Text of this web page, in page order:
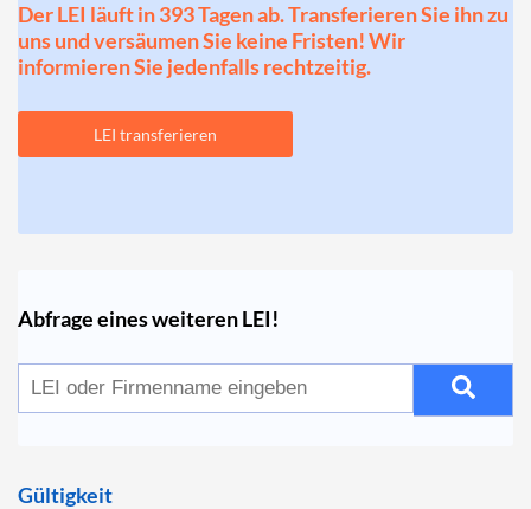
Der LEI läuft in 393 Tagen ab. Transferieren Sie ihn zu
uns und versäumen Sie keine Fristen! Wir
informieren Sie jedenfalls rechtzeitig.
LEI transferieren
Abfrage eines weiteren LEI!
Gültigkeit